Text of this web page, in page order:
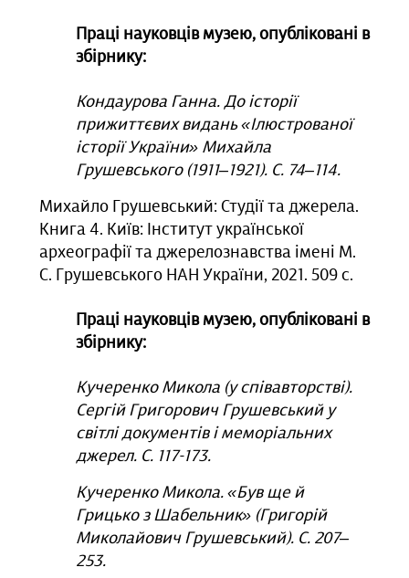
Праці науковців музею, опубліковані в
збірнику:
Кондаурова Ганна. До історії
прижиттєвих видань «Ілюстрованої
історії України» Михайла
Грушевського (1911–1921). С. 74‒114.
Михайло Грушевський: Студії та джерела.
Книга 4. Київ: Інститут української
археографії та джерелознавства імені М.
С. Грушевського НАН України, 2021. 509 с.
Праці науковців музею, опубліковані в
збірнику:
Кучеренко Микола (у співавторстві).
Сергій Григорович Грушевський у
світлі документів і меморіальних
джерел. С. 117-173.
Кучеренко Микола. «Був ще й
Грицько з Шабельник»(Григорій
Миколайович Грушевський). С. 207‒
253.